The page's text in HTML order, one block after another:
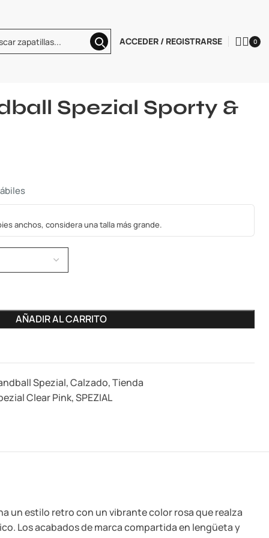
ACCEDER / REGISTRARSE 0
Spezial Sporty &
anchos, considera una talla más grande.
AÑADIR AL CARRITO
Spezial,Calzado,Tienda
Clear Pink,SPEZIAL
un estilo retro con un vibrante color rosa que realza
Los acabados de marca compartida en lengüeta y